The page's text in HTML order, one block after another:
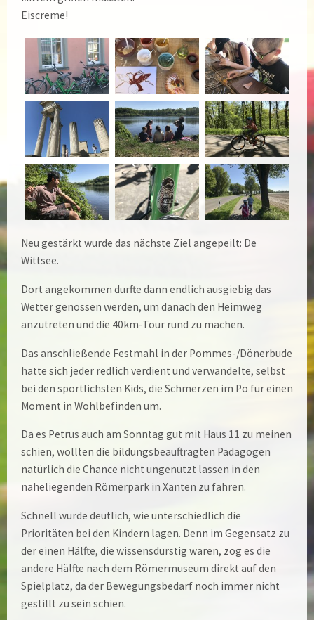
Eiscreme!
Neu gestärkt wurde das nächste Ziel angepeilt: De
Wittsee.
Dort angekommen durfte dann endlich ausgiebig das
Wetter genossen werden, um danach den Heimweg
anzutreten und die 40km-Tour rund zu machen.
Das anschließende Festmahl in der Pommes-/Dönerbude
hatte sich jeder redlich verdient und verwandelte, selbst
bei den sportlichsten Kids, die Schmerzen im Po für einen
Moment in Wohlbefinden um.
Da es Petrus auch am Sonntag gut mit Haus 11 zu meinen
schien, wollten die bildungsbeauftragten Pädagogen
natürlich die Chance nicht ungenutzt lassen in den
naheliegenden Römerpark in Xanten zu fahren.
Schnell wurde deutlich, wie unterschiedlich die
Prioritäten bei den Kindern lagen. Denn im Gegensatz zu
der einen Hälfte, die wissensdurstig waren, zog es die
andere Hälfte nach dem Römermuseum direkt auf den
Spielplatz, da der Bewegungsbedarf noch immer nicht
gestillt zu sein schien.